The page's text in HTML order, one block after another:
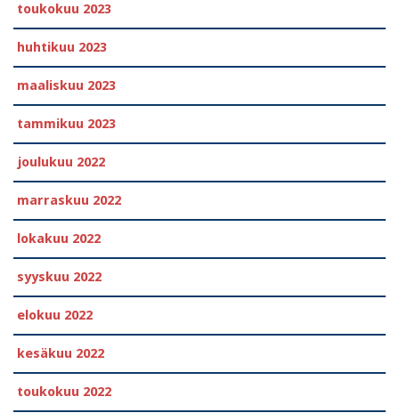
toukokuu 2023
huhtikuu 2023
maaliskuu 2023
tammikuu 2023
joulukuu 2022
marraskuu 2022
lokakuu 2022
syyskuu 2022
elokuu 2022
kesäkuu 2022
toukokuu 2022